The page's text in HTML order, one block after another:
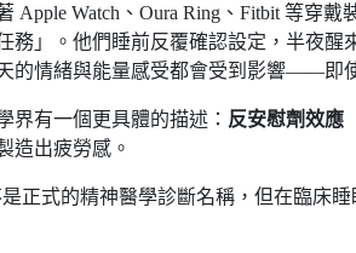
Apple Watch、Oura Ring、Fitbit 等穿
務」。他們睡前反覆確認設定，半夜
的情緒與能量感受都會受到影響——即
界有一個更具體的描述： 反安慰劑效應
造出疲勞感。
是正式的精神醫學診斷名稱，但在臨床